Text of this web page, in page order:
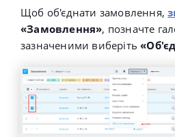
Щоб об'єднати замовлення,
«Замовлення», позначте
зазначеними виберіть